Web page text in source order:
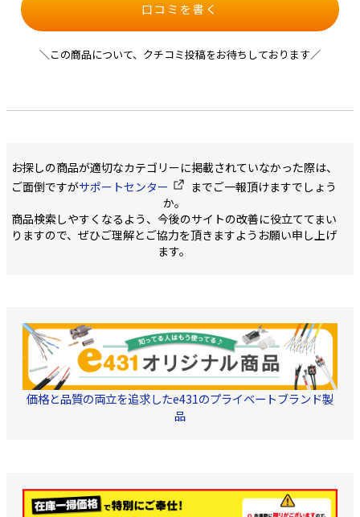
口コミを書く
＼この商品について、クチコミ投稿をお待ちしております／
お探しの商品が適切なカテゴリーに掲載されていなかった際は、
ご面倒ですがサポートセンター
までご一報頂けますでしょう
か。
商品検索しやすくなるよう、今後のサイトの改善に役立ててまい
りますので、ぜひご理解とご協力を頂きますようお願い申し上げ
ます。
価格と品質の両立を追求したe431のプライベートブランド製
品